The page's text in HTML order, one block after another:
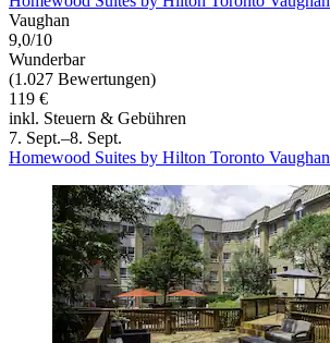
Vaughan
9,0/10
Wunderbar
(1.027 Bewertungen)
119 €
inkl. Steuern & Gebühren
7. Sept.–8. Sept.
Homewood Suites by Hilton Toronto Vaughan